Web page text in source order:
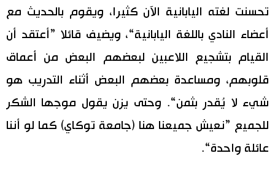
تحسنت لغته اليابانية الآن كثيرا، ويقوم بالحديث مع
أعضاء النادي باللغة اليابانية“، ويضيف قائلا ”أعتقد أن
القيام بتشجيع اللاعبين لبعضهم البعض من أعماق
قلوبهم، ومساعدة بعضهم البعض أثناء التدريب هو
شيء لا يُقدر بثمن“. وحتى يزن يقول موجها الشكر
للجميع ”نعيش جميعنا هنا (جامعة توكاي) كما لو أننا
عائلة واحدة“.